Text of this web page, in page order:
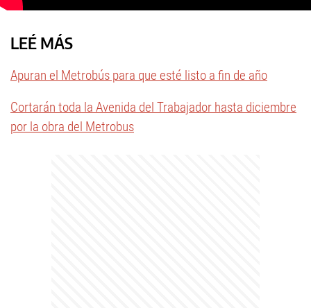
LEÉ MÁS
Apuran el Metrobús para que esté listo a fin de año
Cortarán toda la Avenida del Trabajador hasta diciembre
por la obra del Metrobus